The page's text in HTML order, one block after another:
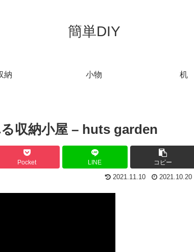
簡単DIY
納 小物 机
収納小屋 – huts garden
Pocket LINE コピー
2021.11.10 2021.10.20